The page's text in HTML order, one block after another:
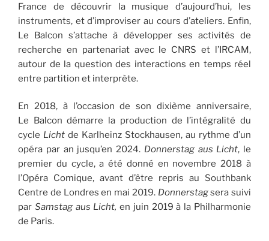
France de découvrir la musique d’aujourd’hui, les
instruments, et d’improviser au cours d’ateliers. Enfin,
Le Balcon s’attache à développer ses activités de
recherche en partenariat avec le CNRS et l’IRCAM,
autour de la question des interactions en temps réel
entre partition et interprète.
En 2018, à l’occasion de son dixième anniversaire,
Le Balcon démarre la production de l’intégralité du
cycle Licht de Karlheinz Stockhausen, au rythme d’un
opéra par an jusqu’en 2024. Donnerstag aus Licht, le
premier du cycle, a été donné en novembre 2018 à
l’Opéra Comique, avant d’être repris au Southbank
Centre de Londres en mai 2019. Donnerstagsera suivi
par Samstag aus Licht,en juin 2019 à la Philharmonie
de Paris.